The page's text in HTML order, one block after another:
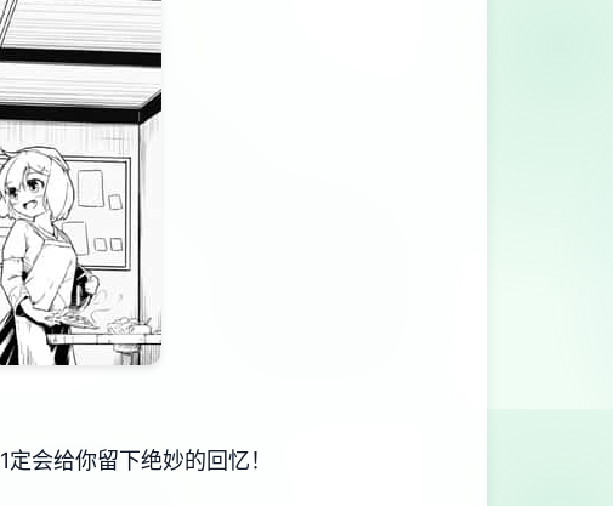
会给你留下绝妙的回忆！